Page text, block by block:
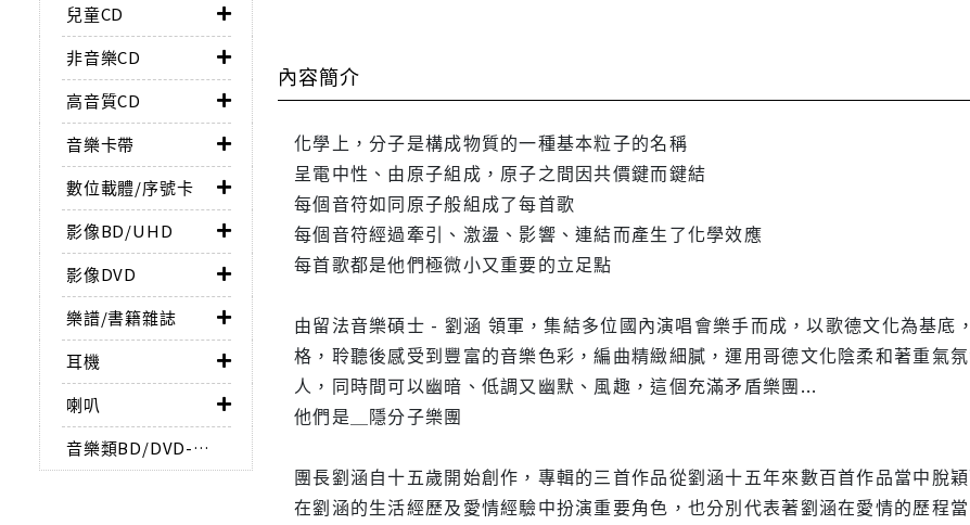
兒童CD
非音樂CD
高音質CD
音樂卡帶
數位載體/序號卡
影像BD/UHD
影像DVD
樂譜/書籍雜誌
耳機
喇叭
音樂類BD/DVD-AUDIO
內容簡介
化學上，分子是構成物質的一種基本粒子的名稱
呈電中性、由原子組成，原子之間因共價鍵而鍵結
每個音符如同原子般組成了每首歌
每個音符經過牽引、激盪、影響、連結而產生了化學效應
每首歌都是他們極微小又重要的立足點
由留法音樂碩士 - 劉涵 領軍，集結多位國內演唱會樂手而成，以歌德文化為基底
格，聆聽後感受到豐富的音樂色彩，編曲精緻細膩，運用哥德文化陰柔和著重氣
人，同時間可以幽暗、低調又幽默、風趣，這個充滿矛盾樂團...
他們是＿隱分子樂團
團長劉涵自十五歲開始創作，專輯的三首作品從劉涵十五年來數百首作品當中脫
在劉涵的生活經歷及愛情經驗中扮演重要角色，也分別代表著劉涵在愛情的歷程